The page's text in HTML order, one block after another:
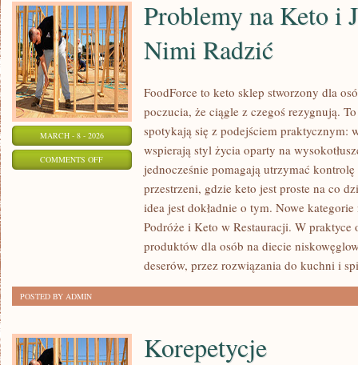
MARCH - 8 - 2026
COMMENTS OFFON
PROBLEMY
RADZIĆ
Problemy na Keto i
Nimi Radzić
FoodForce to keto sklep stworzony dla
poczucia, że ciągle z czegoś rezygnują.
spotykają się z podejściem praktycznym:
wspierają styl życia oparty na
jednocześnie pomagają utrzymać kontrolę
przestrzeni, gdzie keto jest proste na co
idea jest dokładnie o tym. Nowe
Podróże i Keto w Restauracji. W praktyce
produktów dla osób na diecie
deserów, przez rozwiązania do kuchni i
POSTED BY ADMIN
Korepetycje